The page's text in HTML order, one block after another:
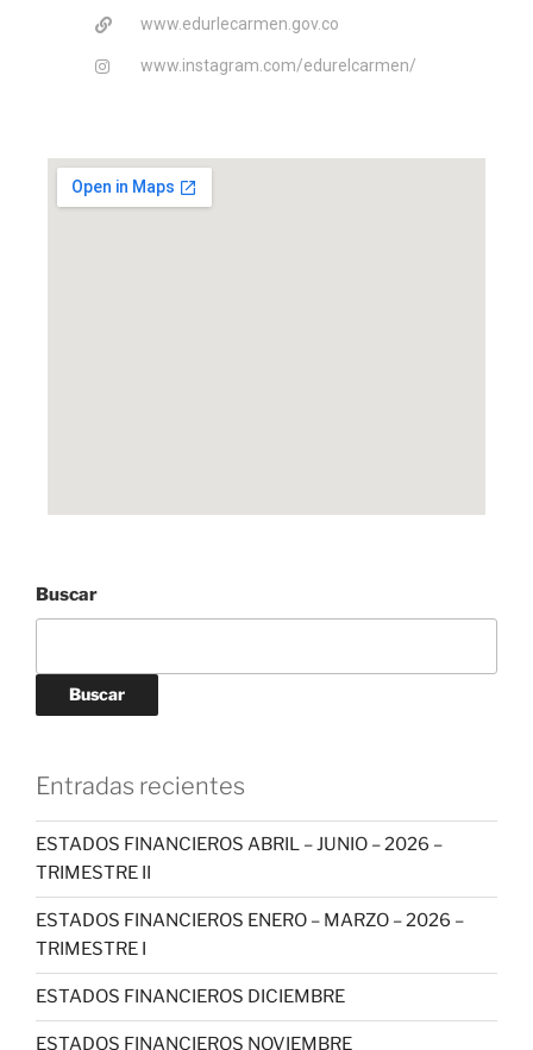
www.edurlecarmen.gov.co
www.instagram.com/edurelcarmen/
Buscar
Buscar
Entradas recientes
ESTADOS FINANCIEROS ABRIL – JUNIO – 2026 –
TRIMESTRE II
ESTADOS FINANCIEROS ENERO – MARZO – 2026 –
TRIMESTRE I
ESTADOS FINANCIEROS DICIEMBRE
ESTADOS FINANCIEROS NOVIEMBRE